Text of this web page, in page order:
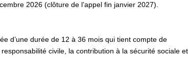
2026 (clôture de l’appel fin janvier 2027).
d’une durée de 12 à 36 mois qui tient compte de
civile, la contribution à la sécurité sociale